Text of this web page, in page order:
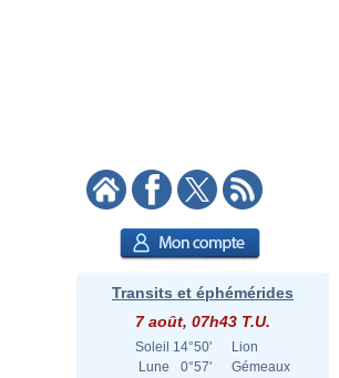
Transits et éphémérides
7 août, 07h43 T.U.
Soleil 14°50'
Lion
Lune
0°57'
Gémeaux